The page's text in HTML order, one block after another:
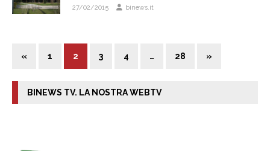
27/02/2015 binews.it
« 1 2 3 4 … 28 »
BINEWS TV. LA NOSTRA WEBTV